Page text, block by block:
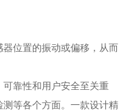
位置的振动或偏移，从而
靠性和用户安全至关重
等各个方面。一款设计精